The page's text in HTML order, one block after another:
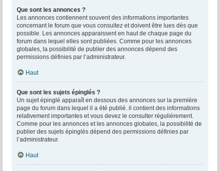
Que sont les annonces ?
Les annonces contiennent souvent des informations importantes
concernant le forum que vous consultez et doivent être lues dès que
possible. Les annonces apparaissent en haut de chaque page du
forum dans lequel elles sont publiées. Comme pour les annonces
globales, la possibilité de publier des annonces dépend des
permissions définies par l’administrateur.
Haut
Que sont les sujets épinglés ?
Un sujet épinglé apparaît en dessous des annonces sur la première
page du forum dans lequel il a été publié. il contient des informations
relativement importantes et vous devez le consulter régulièrement.
Comme pour les annonces et les annonces globales, la possibilité de
publier des sujets épinglés dépend des permissions définies par
l’administrateur.
Haut